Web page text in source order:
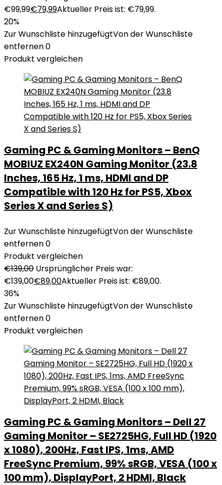
€99,99€79,99Aktueller Preis ist: €79,99.
20%
Zur Wunschliste hinzugefügtVon der Wunschliste
entfernen0
Produkt vergleichen
Gaming PC & Gaming Monitors – BenQ
MOBIUZ EX240N Gaming Monitor (23.8
Inches, 165 Hz, 1 ms, HDMI and DP
Compatible with 120 Hz for PS5, Xbox
Series X and Series S)
Zur Wunschliste hinzugefügtVon der Wunschliste
entfernen0
Produkt vergleichen
€139,00 Ursprünglicher Preis war:
€139,00€89,00Aktueller Preis ist: €89,00.
36%
Zur Wunschliste hinzugefügtVon der Wunschliste
entfernen0
Produkt vergleichen
Gaming PC & Gaming Monitors – Dell 27
Gaming Monitor – SE2725HG, Full HD (1920
x 1080), 200Hz, Fast IPS, 1ms, AMD
FreeSync Premium, 99% sRGB, VESA (100 x
100 mm), DisplayPort, 2 HDMI, Black